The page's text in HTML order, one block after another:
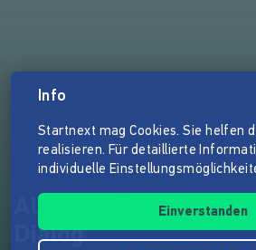
AUGENHÖHEwege -
Dialog
Info
Startnext mag Cookies. Sie helfen
realisieren. Für detaillierte
individuelle
Einverstanden